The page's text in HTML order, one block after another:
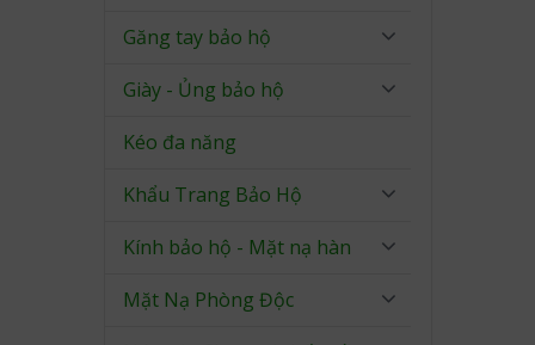
Găng tay bảo hộ
Giày - Ủng bảo hộ
Kéo đa năng
Khẩu Trang Bảo Hộ
Kính bảo hộ - Mặt nạ hàn
Mặt Nạ Phòng Độc